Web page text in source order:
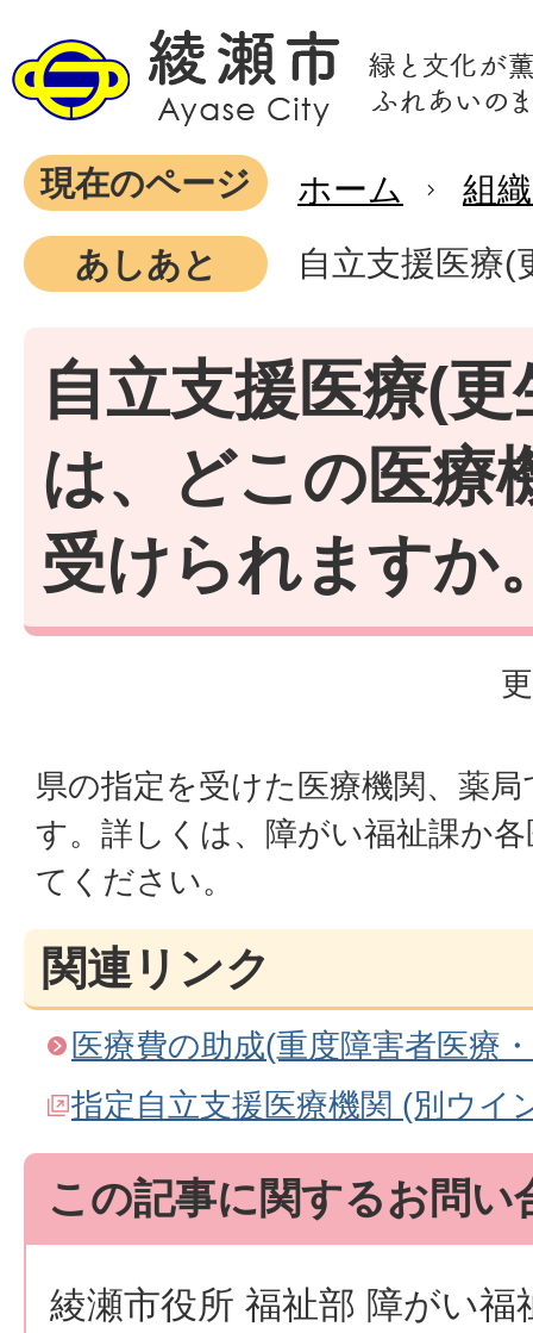
現在のページ ホーム
組
あしあと
自立支援医療
自立支援医療(
は、どこの医療
受けられますか
県の指定を受けた医療機関、薬
す。詳しくは、障がい福祉課か
てください。
関連リンク
医療費の助成(重度障害者医療
指定自立支援医療機関 (別ウイ
この記事に関するお問い
綾瀬市役所 福祉部 障がい福